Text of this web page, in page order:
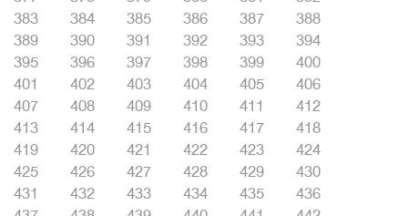
383
384 385 386 387
388
389
390 391 392 393
394
395
396 397 398 399
400
401
402 403 404 405
406
407
408 409 410 411
412
413
414 415 416 417
418
419
420 421 422 423
424
425
426 427 428 429
430
431
432 433 434 435
436